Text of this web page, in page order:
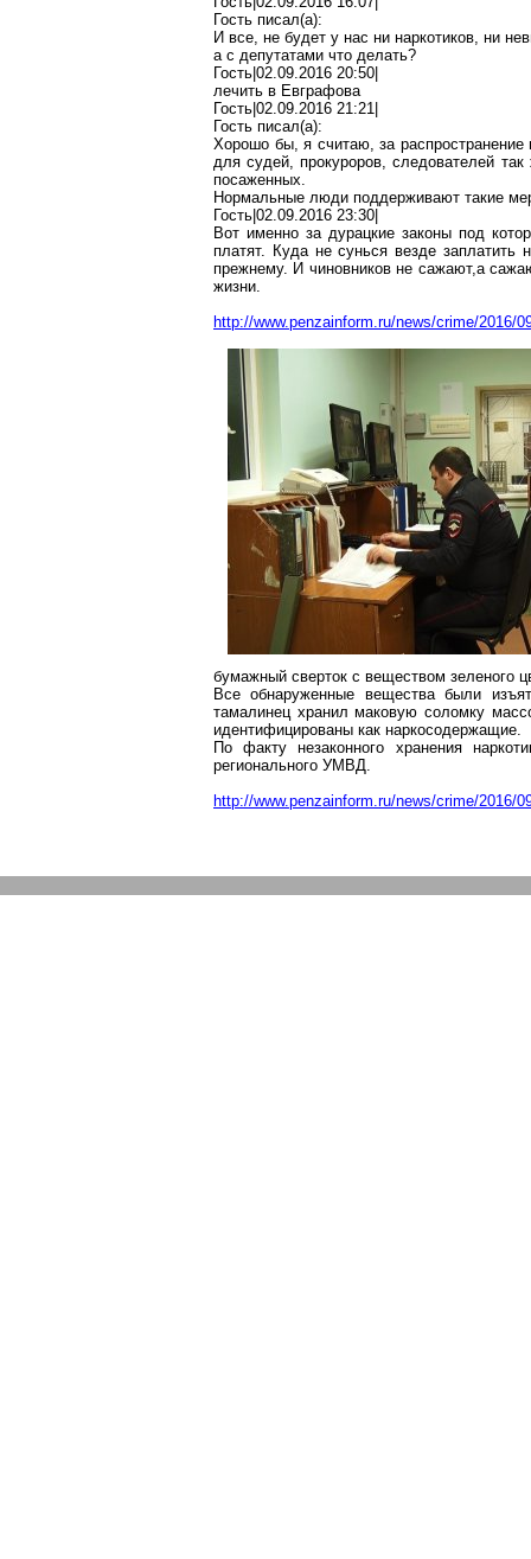
Гость писал(a):
И все, не будет у нас ни наркотиков, ни
а с депутатами что делать?
Гость|02.09.2016 20:50|
лечить в Евграфова
Гость|02.09.2016 21:21|
Гость писал(a):
Хорошо бы, я считаю, за
для судей, прокуроров, следователей
посаженных.
Нормальные люди поддерживают такие
Гость|02.09.2016 23:30|
Вот именно за дурацкие законыпод
платят. Куда не сунься везде
прежнему. И чиновников не сажают,а
жизни.
http://www.penzainform.ru/news/crime/2016/
бумажный сверток с веществом зеленого
Все обнаруженные вещества были
тамалинецхранил маковую соломку
идентифицированы как наркосодержащие.
По факту незаконного хранения
регионального УМВД.
http://www.penzainform.ru/news/crime/2016/